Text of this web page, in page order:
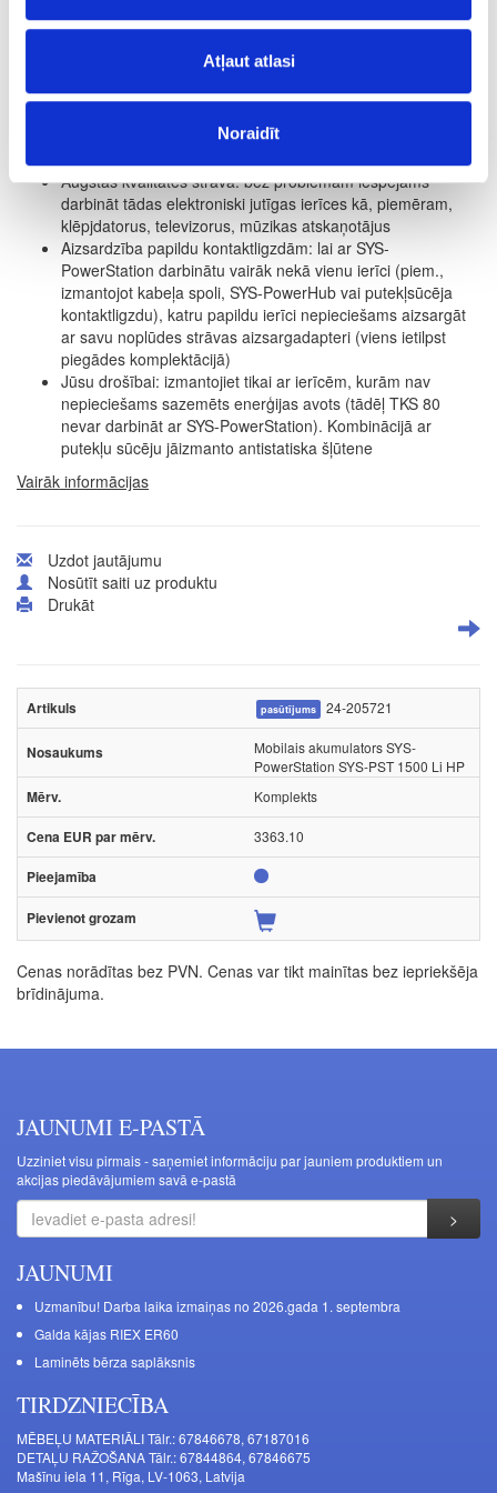
Atļaut atlasi
Noraidīt
strādāt visur, nodrošinot putekļu nosūkšanu
elektroinstrumentus un mašīnas – tādējādi ierastās
sistēmas mašīnas iespējams izmantot arī turpmāk
remonta darbos, kad elektrības avota meklējumi aizņem
Augstas kvalitātes strāva: bez problēmām iespējams
darbināt tādas elektroniski jutīgas ierīces kā, piemēram,
klēpjdatorus, televizorus, mūzikas atskaņotājus
Aizsardzība papildu kontaktligzdām: lai ar SYS-
PowerStation darbinātu vairāk nekā vienu ierīci (piem.,
izmantojot kabeļa spoli, SYS-PowerHub vai putekļsūcēja
kontaktligzdu), katru papildu ierīci nepieciešams aizsargāt
ar savu noplūdes strāvas aizsargadapteri (viens ietilpst
piegādes komplektācijā)
Jūsu drošībai: izmantojiet tikai ar ierīcēm, kurām nav
nepieciešams sazemēts enerģijas avots (tādēļ TKS 80
nevar darbināt ar SYS-PowerStation). Kombinācijā ar
putekļu sūcēju jāizmanto antistatiska šļūtene
Vairāk informācijas
Uzdot jautājumu
Nosūtīt saiti uz produktu
Drukāt
pasūtījums 24-205721
Mobilais akumulators SYS-
PowerStation SYS-PST 1500 Li HP
Komplekts
3363.10
Cenas norādītas bez PVN. Cenas var tikt mainītas bez iepriekšēja
brīdinājuma.
JAUNUMI E-PASTĀ
Uzziniet visu pirmais - saņemiet informāciju par jauniem produktiem un
akcijas piedāvājumiem savā e-pastā
JAUNUMI
Uzmanību! Darba laika izmaiņas no 2026.gada 1. septembra
Galda kājas RIEX ER60
Laminēts bērza saplāksnis
TIRDZNIECĪBA
MĒBEĻU MATERIĀLI Tālr.: 67846678, 67187016
DETAĻU RAŽOŠANA Tālr.: 67844864, 67846675
Mašīnu iela 11, Rīga, LV-1063, Latvija